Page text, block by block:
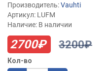
Производитель:Vauhti
Артикул: LUFM
Наличие: В наличии
2700₽ 3200₽
Кол-во